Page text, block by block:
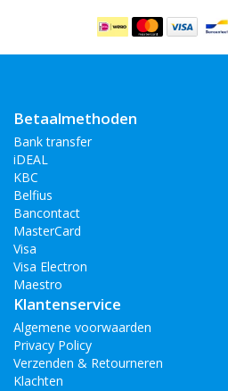
Betaalmethoden
Bank transfer
iDEAL
KBC
Belfius
Bancontact
MasterCard
Visa
Visa Electron
Maestro
Klantenservice
Algemene voorwaarden
Privacy Policy
Verzenden & Retourneren
Klachten